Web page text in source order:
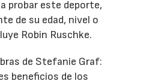
probar este deporte,
de su edad, nivel o
Robin Ruschke.
de Stefanie Graf:
beneficios de los